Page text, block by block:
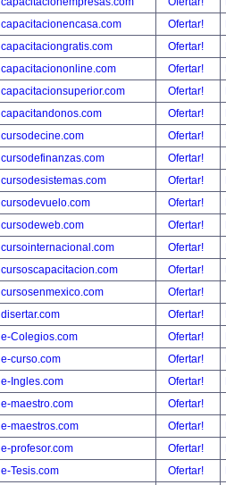
capacitacionencasa.com
Ofertar!
capacitaciongratis.com
Ofertar!
capacitaciononline.com
Ofertar!
capacitacionsuperior.com
Ofertar!
capacitandonos.com
Ofertar!
cursodecine.com
Ofertar!
cursodefinanzas.com
Ofertar!
cursodesistemas.com
Ofertar!
cursodevuelo.com
Ofertar!
cursodeweb.com
Ofertar!
cursointernacional.com
Ofertar!
cursoscapacitacion.com
Ofertar!
cursosenmexico.com
Ofertar!
disertar.com
Ofertar!
e-Colegios.com
Ofertar!
e-curso.com
Ofertar!
e-Ingles.com
Ofertar!
e-maestro.com
Ofertar!
e-maestros.com
Ofertar!
e-profesor.com
Ofertar!
e-Tesis.com
Ofertar!